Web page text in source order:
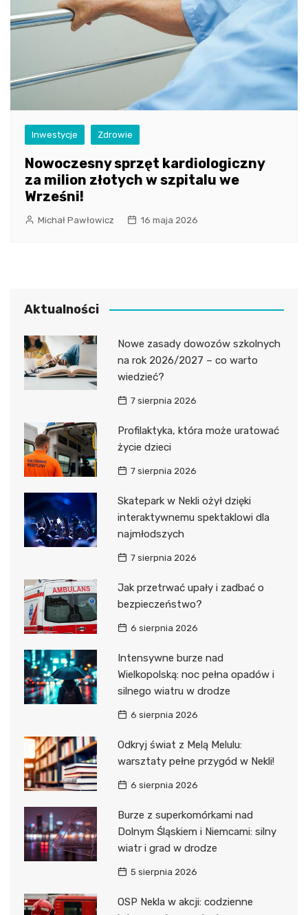
Inwestycje Zdrowie
Nowoczesny sprzęt kardiologiczny
za milion złotych w szpitalu we
Wrześni!
Michał Pawłowicz 16 maja 2026
Aktualności
Nowe zasady dowozów szkolnych
na rok 2026/2027 – co warto
wiedzieć?
7 sierpnia 2026
Profilaktyka, która może uratować
życie dzieci
7 sierpnia 2026
Skatepark w Nekli ożył dzięki
interaktywnemu spektaklowi dla
najmłodszych
7 sierpnia 2026
Jak przetrwać upały i zadbać o
bezpieczeństwo?
6 sierpnia 2026
Intensywne burze nad
Wielkopolską: noc pełna opadów i
silnego wiatru w drodze
6 sierpnia 2026
Odkryj świat z Melą Melulu:
warsztaty pełne przygód w Nekli!
6 sierpnia 2026
Burze z superkomórkami nad
Dolnym Śląskiem i Niemcami: silny
wiatr i grad w drodze
5 sierpnia 2026
OSP Nekla w akcji: codzienne